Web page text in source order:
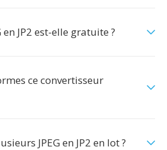
en JP2 est-elle gratuite ?
ce convertisseur
JPEG en JP2 en lot ?